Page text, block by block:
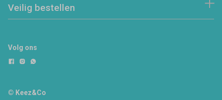
Veilig bestellen
Volg ons
© Keez&Co